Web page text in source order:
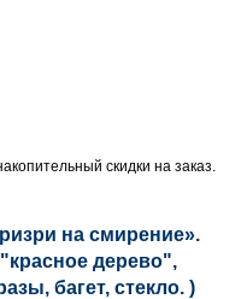
скидки на заказ.
на смирение».
дерево",
багет, стекло. )